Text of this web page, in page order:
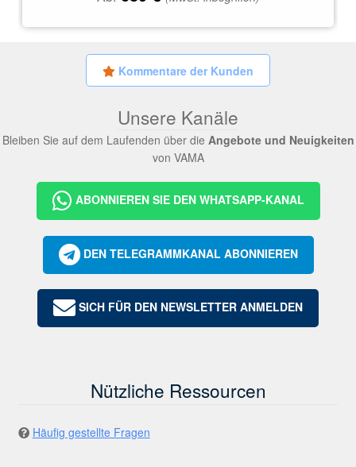
Kommentare der Kunden
Unsere Kanäle
Bleiben Sie auf dem Laufenden über die Angebote und Neuigkeiten
von VAMA
ABONNIEREN SIE DEN WHATSAPP-KANAL
DEN TELEGRAMMKANAL ABONNIEREN
SICH FÜR DEN NEWSLETTER ANMELDEN
Nützliche Ressourcen
Häufig gestellte Fragen